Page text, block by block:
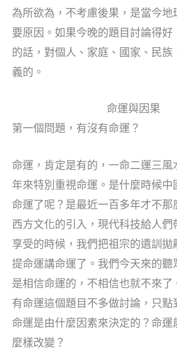
為所欲為，不考慮後果，是當今地
要原因。如果今晚的題目討論得好
的話，對個人、家庭、國家、民族
義的。
命運與因果
第一個問題，有沒有命運？
命運，肯定是有的，一命二運三風
年來特別重視命運。是什麼時候中
命運了呢？是最近一百多年才不那
西方文化的引入，現代科技給人們
享受的時候，我們把祖宗的遺訓拋
提命運講命運了。我們今天來的聽
是相信命運的，不相信也就不來了
有命運這個題目不多做討論，只點
命運是由什麼因素來決定的？命運
麼樣改變？